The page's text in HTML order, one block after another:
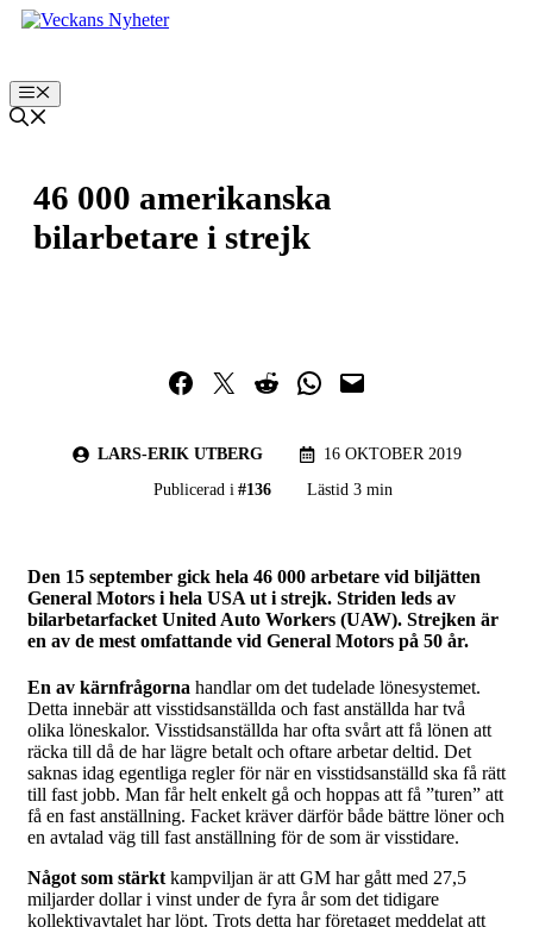
Hoppa
Meny
46 000 amerikanska
bilarbetare i strejk
Dela på Facebook
Dela på TwitterDela på RedditDela i WhatsApp
Maila en länk
LARS-ERIK UTBERG
16 OKTOBER 2019
Publicerad i #136 Lästid 3 min
Den 15 september gick hela 46 000 arbetare vid biljätten
General Motors i hela USA ut i strejk. Striden leds av
bilarbetarfacket United Auto Workers (UAW). Strejken är
en av de mest omfattande vid General Motors på 50 år.
En av kärnfrågorna handlar om det tudelade lönesystemet.
Detta innebär att visstidsanställda och fast anställda har två
olika löneskalor. Visstidsanställda har ofta svårt att få lönen att
räcka till då de har lägre betalt och oftare arbetar deltid. Det
saknas idag egentliga regler för när en visstidsanställd ska få rätt
till fast jobb. Man får helt enkelt gå och hoppas att få ”turen” att
få en fast anställning. Facket kräver därför både bättre löner och
en avtalad väg till fast anställning för de som är visstidare.
Något som stärkt kampviljan är att GM har gått med 27,5
miljarder dollar i vinst under de fyra år som det tidigare
kollektivavtalet har löpt. Trots detta har företaget meddelat att